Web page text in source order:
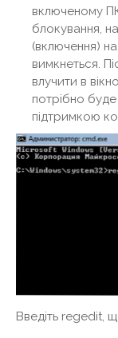
включеному
блокування,
(включення)
вимкнеться.
влучити в
потрібно
підтримкою
Введіть regedit,